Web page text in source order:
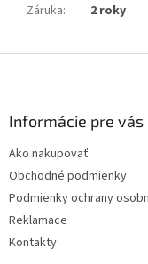
Záruka: 2 roky
Informácie pre vás
Ako nakupovať
Obchodné podmienky
Podmienky ochrany
Reklamace
Kontakty